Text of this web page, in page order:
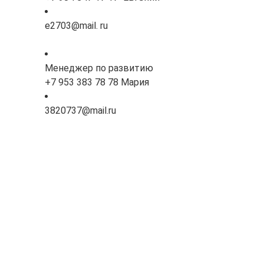
e2703@mail. ru
Менеджер по развитию
+7 953 383 78 78 Мария
3820737@mail.ru